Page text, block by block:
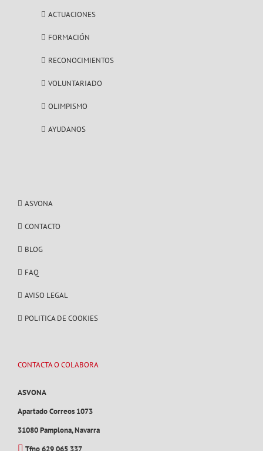
ACTUACIONES
FORMACIÓN
RECONOCIMIENTOS
VOLUNTARIADO
OLIMPISMO
AYUDANOS
ASVONA
CONTACTO
BLOG
FAQ
AVISO LEGAL
POLITICA DE COOKIES
CONTACTA O COLABORA
ASVONA
Apartado Correos 1073
31080 Pamplona, Navarra
Tfno 629 065 337